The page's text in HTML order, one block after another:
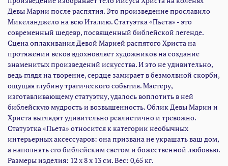
Девы Марии после распятия. Это произведение прославило
Микеланджело на всю Италию. Статуэтка «Пьета» - это
современный шедевр, посвященный библейской легенде.
Сцена оплакивания Девой Марией распятого Христа на
протяжении веков вдохновляет художников на создание
знаменитых произведений искусства. И это не удивительно,
ведь глядя на творение, сердце замирает в безмолвной скорби,
ощущая глубину трагического события. Мастеру,
изготавливающему статуэтку, удалось воплотить в ней
библейскую мудрость и возвышенность. Облик Девы Марии и
Христа выглядят удивительно реалистично и тревожно.
Статуэтка «Пьета» относится к категории необычных
интерьерных аксессуаров: она призвана не украшать ваш дом,
а наполнять его библейским светом и божественной любовью.
Размеры изделия: 12 x 8 x 13 см. Вес: 0,65 кг.